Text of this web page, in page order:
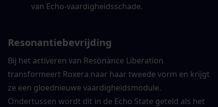
van Echo-vaardigheidsschade.
Resonantiebevrijding
Bij het activeren van Resonance Liberation
transformeert Roxera naar haar tweede vorm en krijgt
ze een gloednieuwe vaardigheidsmodule.
Ondertussen wordt dit in de Echo State geteld als het